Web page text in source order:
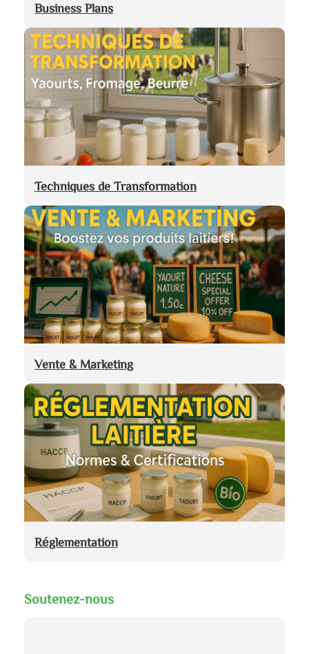
Business Plans
Techniques de Transformation
Vente & Marketing
Réglementation
Soutenez-nous